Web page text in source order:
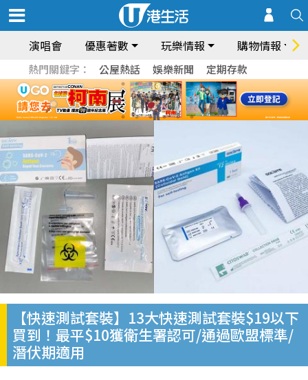
演唱會 優惠著數 玩樂情報 購物情報
熱門關鍵字： 公屋熱話 娛樂新聞 定期存款
【快速測試套裝】13大快速測試套裝$19以下
買到！最平$10獲衛生署認可/通過歐盟標準/
潛伏期適用